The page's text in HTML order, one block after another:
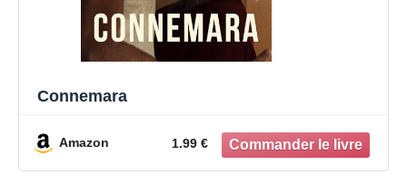
Connemara
Amazon 1.99 €